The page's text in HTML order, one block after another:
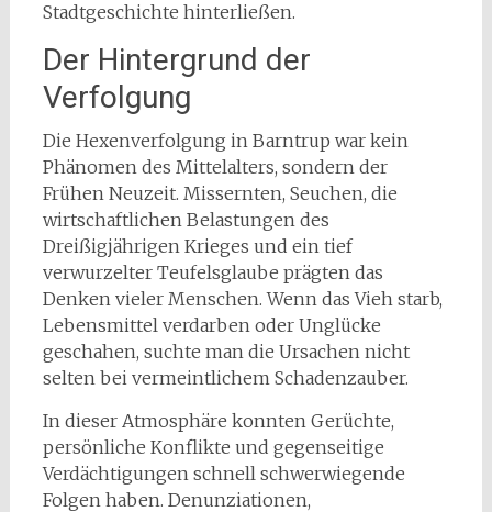
Stadtgeschichte hinterließen.
Der Hintergrund der
Verfolgung
Die Hexenverfolgung in Barntrup war kein
Phänomen des Mittelalters, sondern der
Frühen Neuzeit. Missernten, Seuchen, die
wirtschaftlichen Belastungen des
Dreißigjährigen Krieges und ein tief
verwurzelter Teufelsglaube prägten das
Denken vieler Menschen. Wenn das Vieh starb,
Lebensmittel verdarben oder Unglücke
geschahen, suchte man die Ursachen nicht
selten bei vermeintlichem Schadenzauber.
In dieser Atmosphäre konnten Gerüchte,
persönliche Konflikte und gegenseitige
Verdächtigungen schnell schwerwiegende
Folgen haben. Denunziationen,